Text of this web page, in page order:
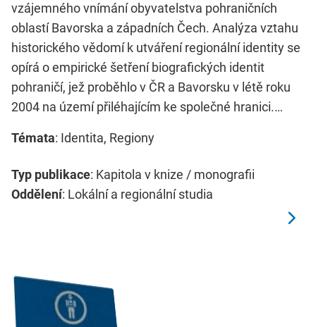
vzájemného vnímání obyvatelstva pohraničních
oblastí Bavorska a západních Čech. Analýza vztahu
historického vědomí k utváření regionální identity se
opírá o empirické šetření biografických identit
pohraničí, jež proběhlo v ČR a Bavorsku v létě roku
2004 na území přiléhajícím ke společné hranici.…
Témata: Identita, Regiony
Typ publikace: Kapitola v knize / monografii
Oddělení: Lokální a regionální studia